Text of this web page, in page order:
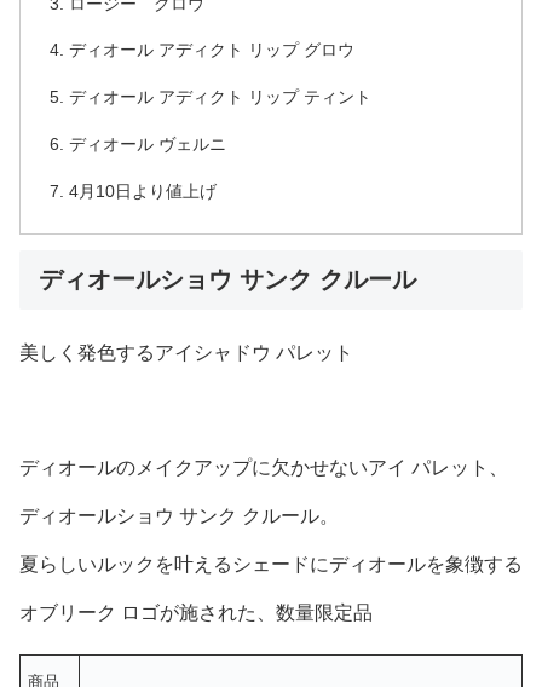
ディオール アディクト リップ グロウ
ディオール アディクト リップ ティント
ディオール ヴェルニ
4月10日より値上げ
ディオールショウ サンク クルール
美しく発色するアイシャドウ パレット
ディオールのメイクアップに欠かせないアイ パレット、
ディオールショウ サンク クルール。
夏らしいルックを叶えるシェードにディオールを象徴する
オブリーク ロゴが施された、数量限定品
商品